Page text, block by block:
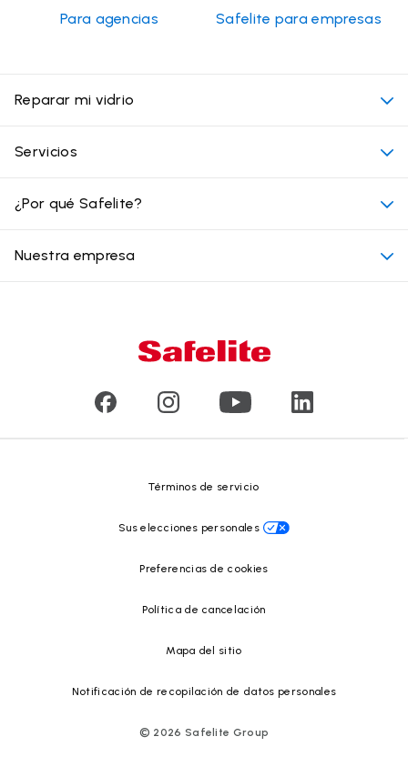
Para agencias Safelite para empresas
Reparar mi vidrio
Mi cita
Servicios
Ubicaciones convenientes
Vidrios para vehículos comerciales y de gran tamaño
¿Por qué Safelite?
Por qué elegir Safelite
Reseñas de clientes
Reciclado de vidrio
Nuestra empresa
Safelite Foundation
Términos de servicio
Sus elecciones personales
Preferencias de cookies
Política de cancelación
Mapa del sitio
Notificación de recopilación de datos personales
© 2026 Safelite Group